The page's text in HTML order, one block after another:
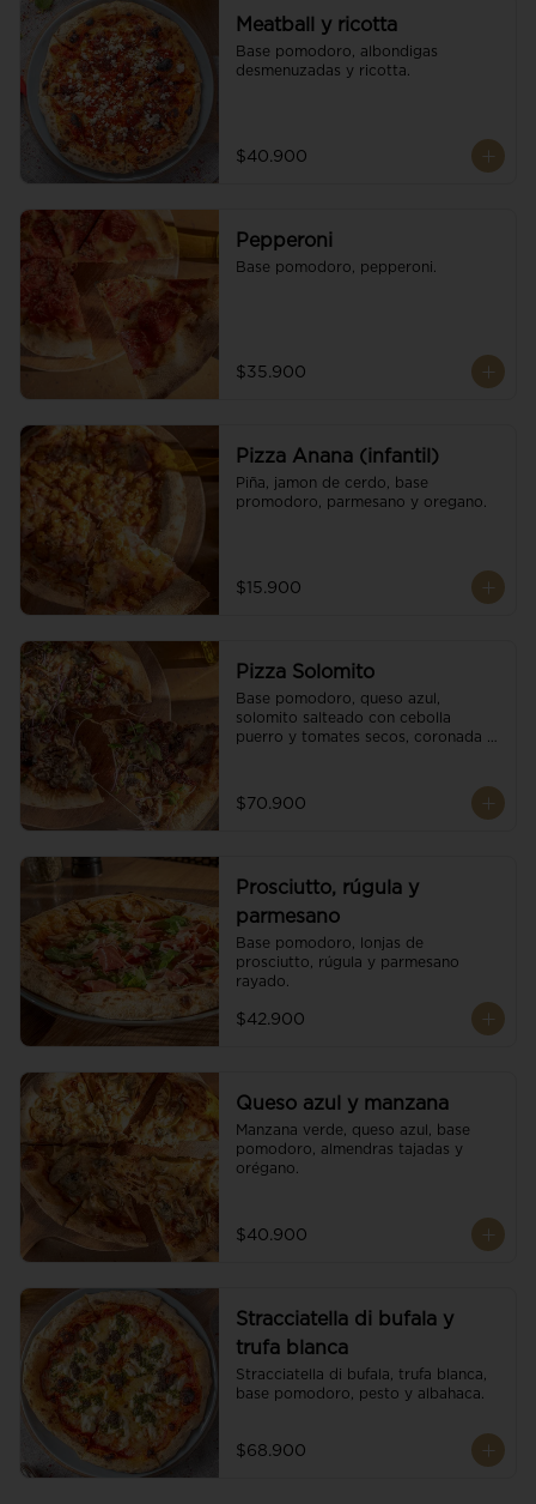
Meatball y ricotta
Base pomodoro, albondigas
desmenuzadas y ricotta.
$40.900
Pepperoni
Base pomodoro, pepperoni.
$35.900
Pizza Anana (infantil)
Piña, jamon de cerdo, base
promodoro, parmesano y oregano.
$15.900
Pizza Solomito
Base pomodoro, queso azul,
solomito salteado con cebolla
puerro y tomates secos, coronada
$70.900
Prosciutto, rúgula y
parmesano
Base pomodoro, lonjas de
prosciutto, rúgula y parmesano
rayado.
$42.900
Queso azul y manzana
Manzana verde, queso azul, base
pomodoro, almendras tajadas y
orégano.
$40.900
Stracciatella di bufala y
trufa blanca
Stracciatella di bufala, trufa blanca,
base pomodoro, pesto y albahaca.
$68.900